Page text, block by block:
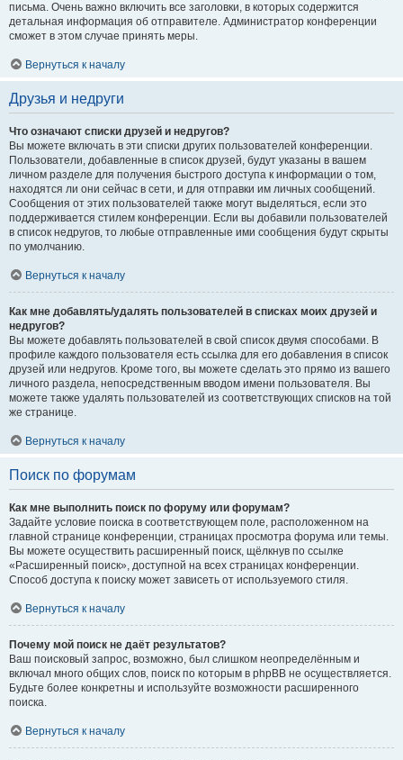
письма. Очень важно включить все заголовки, в которых содержится
детальная информация об отправителе. Администратор конференции
сможет в этом случае принять меры.
Вернуться к началу
Друзья и недруги
Что означают списки друзей и недругов?
Вы можете включать в эти списки других пользователей конференции.
Пользователи, добавленные в список друзей, будут указаны в вашем
личном разделе для получения быстрого доступа к информации о том,
находятся ли они сейчас в сети, и для отправки им личных сообщений.
Сообщения от этих пользователей также могут выделяться, если это
поддерживается стилем конференции. Если вы добавили пользователей
в список недругов, то любые отправленные ими сообщения будут скрыты
по умолчанию.
Вернуться к началу
Как мне добавлять/удалять пользователей в списках моих друзей и
недругов?
Вы можете добавлять пользователей в свой список двумя способами. В
профиле каждого пользователя есть ссылка для его добавления в список
друзей или недругов. Кроме того, вы можете сделать это прямо из вашего
личного раздела, непосредственным вводом имени пользователя. Вы
можете также удалять пользователей из соответствующих списков на той
же странице.
Вернуться к началу
Поиск по форумам
Как мне выполнить поиск по форуму или форумам?
Задайте условие поиска в соответствующем поле, расположенном на
главной странице конференции, страницах просмотра форума или темы.
Вы можете осуществить расширенный поиск, щёлкнув по ссылке
«Расширенный поиск», доступной на всех страницах конференции.
Способ доступа к поиску может зависеть от используемого стиля.
Вернуться к началу
Почему мой поиск не даёт результатов?
Ваш поисковый запрос, возможно, был слишком неопределённым и
включал много общих слов, поиск по которым в phpBB не осуществляется.
Будьте более конкретны и используйте возможности расширенного
поиска.
Вернуться к началу